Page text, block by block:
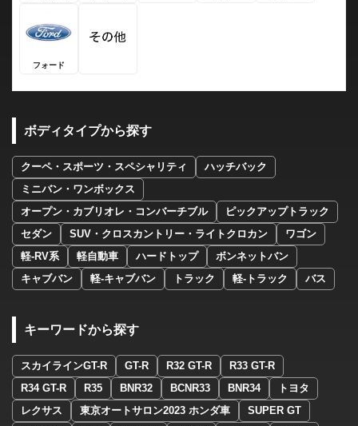
フォード
ボディタイプから探す
クーペ・スポーツ・スペシャリティ
ハッチバック
ミニバン・ワンボックス
オープン・カブリオレ・コンバーチブル
ピックアップトラック
セダン
SUV・クロスカントリー・ライトクロカン
ワゴン
軽-RV系
軽自動車 ハードトップ
ボンネットバン
キャブバン
軽-キャブバン トラック 軽-トラック バス
キーワードから探す
スカイラインGT-R GT-R R32 GT-R
R33 GT-R
R34 GT-R
R35 BNR32 BCNR33 BNR34
トヨタ
レクサス
東京オートサロン2023 ホンダ車
SUPER GT